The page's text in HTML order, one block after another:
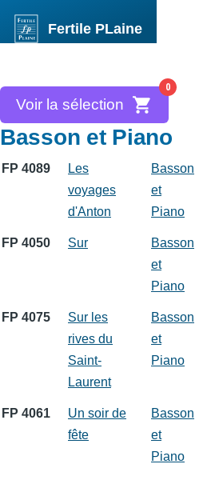
Fertile PLaine
0
Voir la sélection
Basson et Piano
FP 4089
Les
voyages
d'Anton
Basson
et
Piano
FP 4050 Sur
Basson
et
Piano
FP 4075
Sur les
rives du
Saint-
Laurent
Basson
et
Piano
FP 4061
Un soir de
fête
Basson
et
Piano